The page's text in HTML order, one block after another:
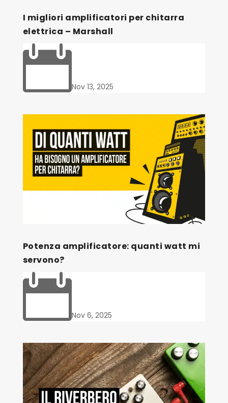
I migliori amplificatori per chitarra
elettrica – Marshall
Nov 13, 2025
Potenza amplificatore: quanti watt mi
servono?
Nov 6, 2025